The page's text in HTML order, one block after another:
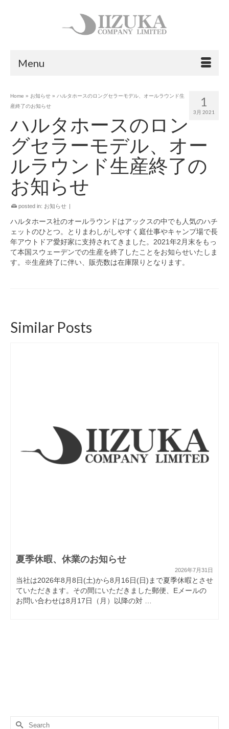
Menu
1
3月 2021
Home » お知らせ » ハルタホースのロングセラーモデル、オールラウンド生
産終了のお知らせ
ハルタホースのロン
グセラーモデル、オー
ルラウンド生産終了の
お知らせ
posted in: お知らせ |
ハルタホース社のオールラウンドはアックスの中でも人気のハチ
ェットのひとつ。とりまわしがしやすく庭仕事やキャンプ場で長
年アウトドア愛好家に支持されてきました。 2021年2 月末をもっ
て本国スウェーデンでの生産を終了したことをお知らせいたしま
す。※生産終了に伴い、販売数は在庫限りとなります。
Similar Posts
夏季休暇、休業のお知らせ
2026年7月31日
当社は2026年8月8日(土)から8月16日(日)まで夏季休暇とさせ
ていただきます。その間にいただきました郵便、Eメールの
お問い合わせは8月17日（月）以降の対 …
Search